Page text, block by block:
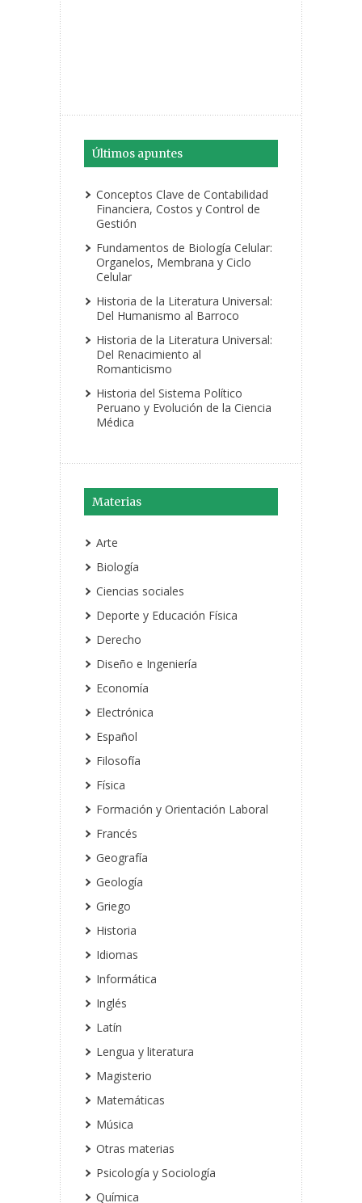
Últimos apuntes
Conceptos Clave de Contabilidad
Financiera, Costos y Control de
Gestión
Fundamentos de Biología Celular:
Organelos, Membrana y Ciclo
Celular
Historia de la Literatura Universal:
Del Humanismo al Barroco
Historia de la Literatura Universal:
Del Renacimiento al
Romanticismo
Historia del Sistema Político
Peruano y Evolución de la Ciencia
Médica
Materias
Arte
Biología
Ciencias sociales
Deporte y Educación Física
Derecho
Diseño e Ingeniería
Economía
Electrónica
Español
Filosofía
Física
Formación y Orientación Laboral
Francés
Geografía
Geología
Griego
Historia
Idiomas
Informática
Inglés
Latín
Lengua y literatura
Magisterio
Matemáticas
Música
Otras materias
Psicología y Sociología
Química